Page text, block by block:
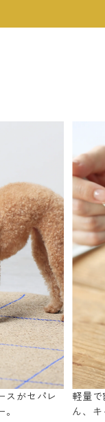
スがセパレ
軽量
ん、キ